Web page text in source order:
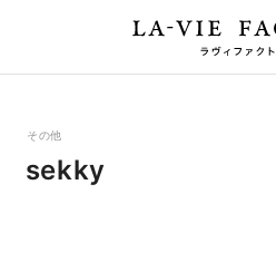
その他
sekky